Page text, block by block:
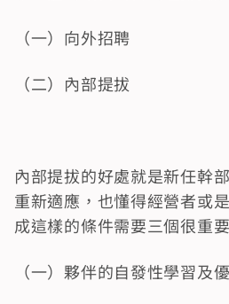
（一）向外招聘
（二）內部提拔
內部提拔的好處就是新任幹
重新適應，也懂得經營者或
成這樣的條件需要三個很重
（一）夥伴的自發性學習及